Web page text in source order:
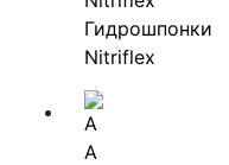
Гидрошпонки
Nitriflex
А